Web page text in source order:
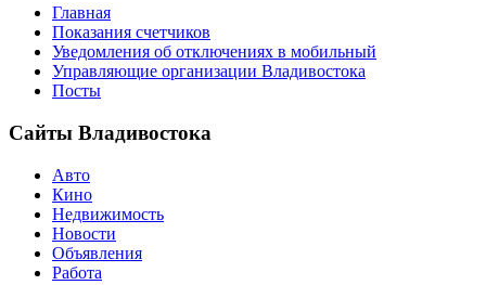
Главная
Показания счетчиков
Уведомления об отключениях в мобильный
Управляющие организации Владивостока
Посты
Сайты Владивостока
Авто
Кино
Недвижимость
Новости
Объявления
Работа